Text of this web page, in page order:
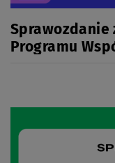
Programu